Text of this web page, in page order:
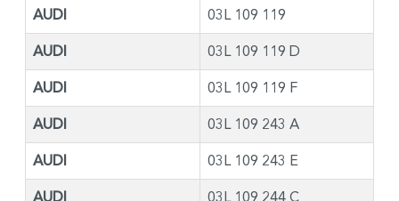
AUDI 03L 109 119
AUDI 03L 109 119 D
AUDI 03L 109 119 F
AUDI 03L 109 243 A
AUDI 03L 109 243 E
AUDI 03L 109 244 C